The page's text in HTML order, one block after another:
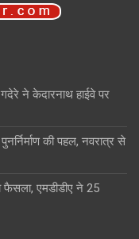
ने केदारनाथ हाईवे पर
की पहल, नवरात्र से
फैसला, एमडीडीए ने 25